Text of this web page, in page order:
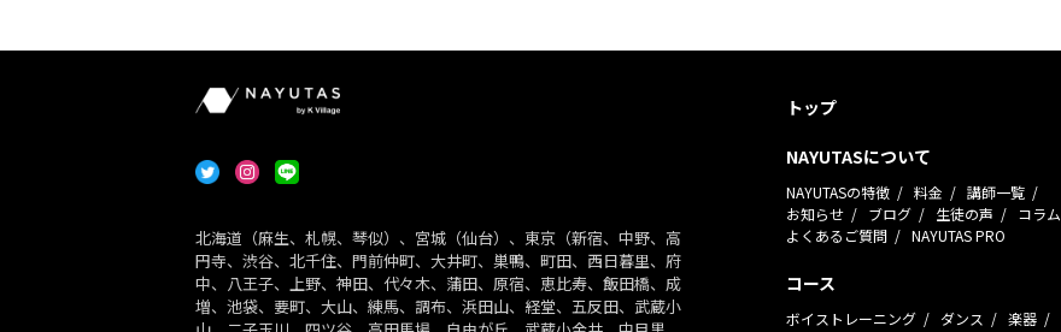
北海道（麻生、札幌、琴似）、宮城（仙台）、東京（新宿、中野、高
円寺、渋谷、北千住、門前仲町、大井町、巣鴨、町田、西日暮里、府
中、八王子、上野、神田、代々木、蒲田、原宿、恵比寿、飯田橋、成
増、池袋、要町、大山、練馬、調布、浜田山、経堂、五反田、武蔵小
トップ
NAYUTASについて
NAYUTASの特徴 料金
講師一覧
お知らせ
ブログ 生徒の声
コラム
よくあるご質問
NAYUTAS PRO
コース
ボイストレーニング ダンス
楽器